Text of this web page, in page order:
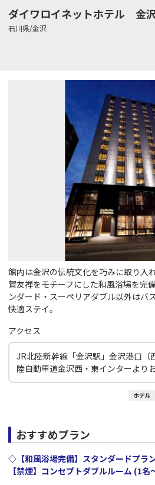
ダイワロイネットホテル 金
石川県/金沢
館内は金沢の伝統文化を巧みに取り入
賀友禅をモチーフにした和風浴場を完
ンダード・スーペリアダブル以外はバ
快適ステイ。
アクセス
JR北陸新幹線「金沢駅」金沢港口（
陸自動車道金沢西・東インターより
ホテル
おすすめプラン
◇【和風浴場完備】スタンダードプラ
【禁煙】コンセプトダブルルーム (1名